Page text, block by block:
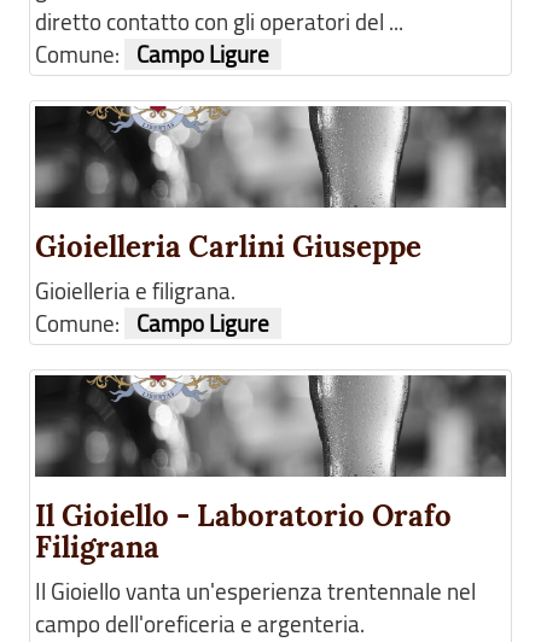
diretto contatto con gli operatori del ...
Comune:
Campo Ligure
Gioielleria Carlini Giuseppe
Gioielleria e filigrana.
Comune:
Campo Ligure
Il Gioiello - Laboratorio Orafo
Filigrana
Il Gioiello vanta un'esperienza trentennale nel
campo dell'oreficeria e argenteria.